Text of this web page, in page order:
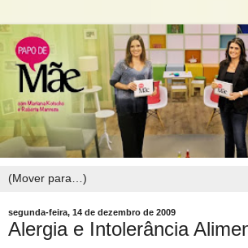
segunda-feira, 14 de dezembro de 2009
Alergia e Intolerância